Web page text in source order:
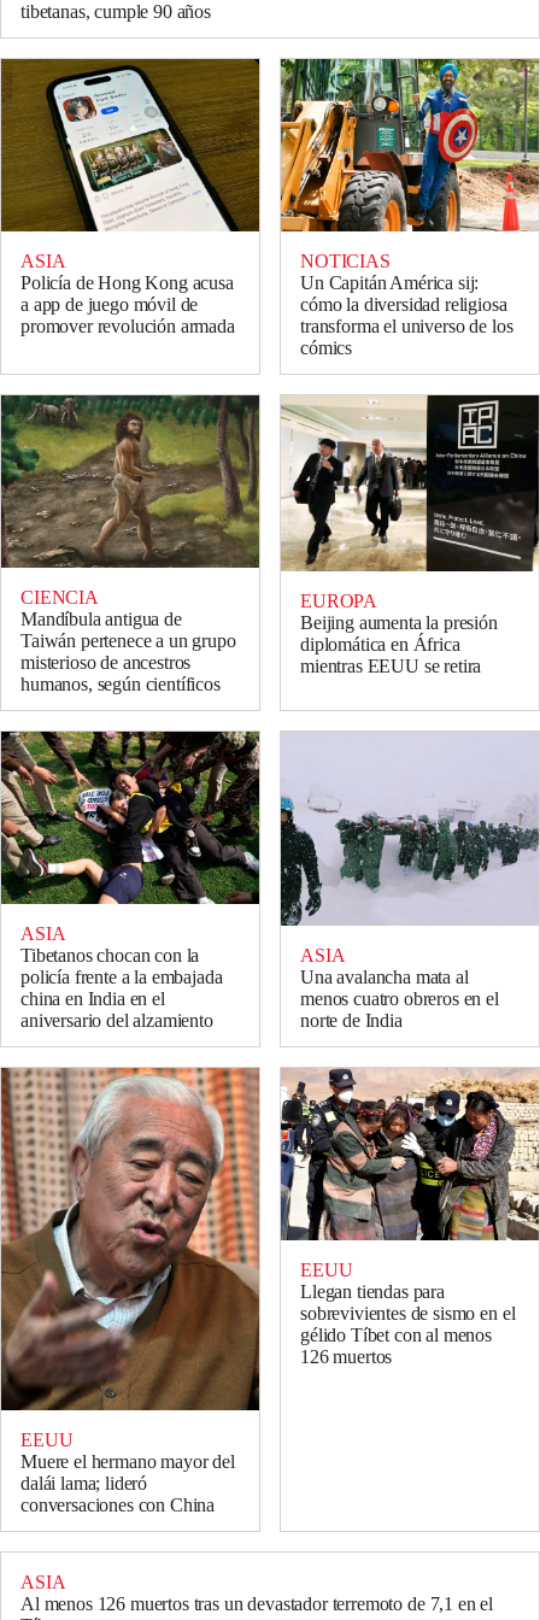
tibetanas, cumple 90 años
ASIA
Policía de Hong Kong acusa
a app de juego móvil de
promover revolución armada
NOTICIAS
Un Capitán América sij:
cómo la diversidad religiosa
transforma el universo de los
cómics
CIENCIA
Mandíbula antigua de
Taiwán pertenece a un grupo
misterioso de ancestros
humanos, según científicos
EUROPA
Beijing aumenta la presión
diplomática en África
mientras EEUU se retira
ASIA
Tibetanos chocan con la
policía frente a la embajada
china en India en el
aniversario del alzamiento
ASIA
Una avalancha mata al
menos cuatro obreros en el
norte de India
EEUU
Muere el hermano mayor del
dalái lama; lideró
conversaciones con China
EEUU
Llegan tiendas para
sobrevivientes de sismo en el
gélido Tíbet con al menos
126 muertos
ASIA
Al menos 126 muertos tras un devastador terremoto de 7,1 en el